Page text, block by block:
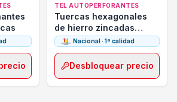
TEL AUTOPERFORANTES
Tuercas hexagonales
de hierro zincadas
whitworth y métricas
Nacional · 1ª calidad
Desbloquear precio